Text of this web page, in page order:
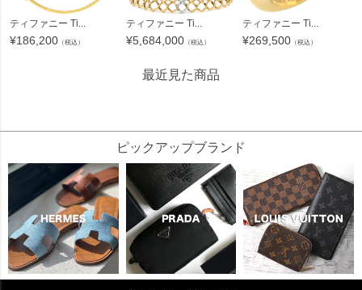
ティファニー Ti...
¥186,200 （税込）
ティファニー Ti...
¥5,684,000 （税込）
ティファニー Ti...
¥269,500 （税込）
最近見た商品
ピックアップブランド